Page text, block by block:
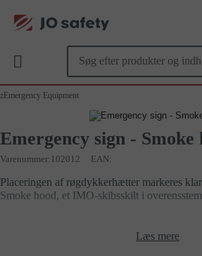
Emergency Equipment
Emergency sign - Smoke
Varenummer 102012 EAN:
Placeringen af røgdykkerhætter markeres
Smoke hood, et IMO-skibsskilt i
og overholdelse af
Læs mere